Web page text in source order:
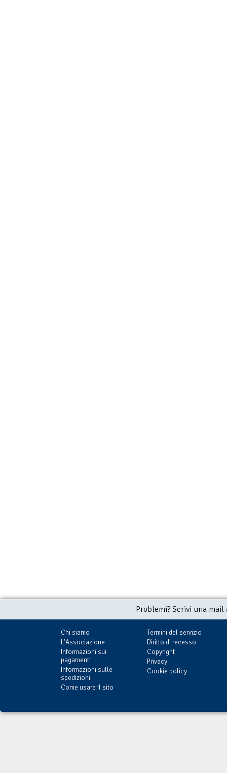
Problemi? Scrivi una
Chi siamo
L'Associazione
Informazioni sui
pagamenti
Informazioni sulle
spedizioni
Come usare il sito
Termini del servizio
Diritto di recesso
Copyright
Privacy
Cookie policy